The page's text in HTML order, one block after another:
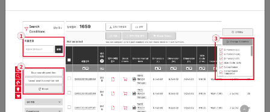
/18
크리스탈 제품기술적 정보